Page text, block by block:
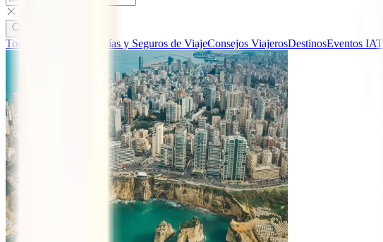
Todas las categorías Guías y Seguros de ViajeConsejos ViajerosDestinosEventos IATI